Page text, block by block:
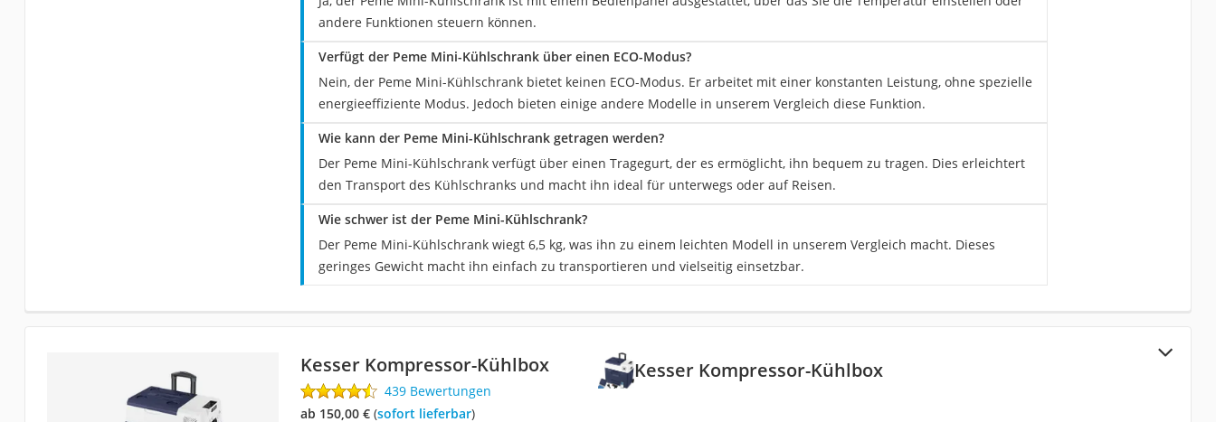
andere Funktionen steuern können.
Verfügt der Peme Mini-Kühlschrank über einen ECO-Modus?
Nein, der Peme Mini-Kühlschrank bietet keinen ECO-Modus. Er arbeitet mit einer konstanten Leistung, ohne spezielle
energieeffiziente Modus. Jedoch bieten einige andere Modelle in unserem Vergleich diese Funktion.
Wie kann der Peme Mini-Kühlschrank getragen werden?
Der Peme Mini-Kühlschrank verfügt über einen Tragegurt, der es ermöglicht, ihn bequem zu tragen. Dies erleichtert
den Transport des Kühlschranks und macht ihn ideal für unterwegs oder auf Reisen.
Wie schwer ist der Peme Mini-Kühlschrank?
Der Peme Mini-Kühlschrank wiegt 6,5 kg, was ihn zu einem leichten Modell in unserem Vergleich macht. Dieses
geringes Gewicht macht ihn einfach zu transportieren und vielseitig einsetzbar.
Kesser Kompressor-Kühlbox
Kesser Kompressor-Kühlbox
439 Bewertungen
ab 150,00 €( Sofort lieferbar)